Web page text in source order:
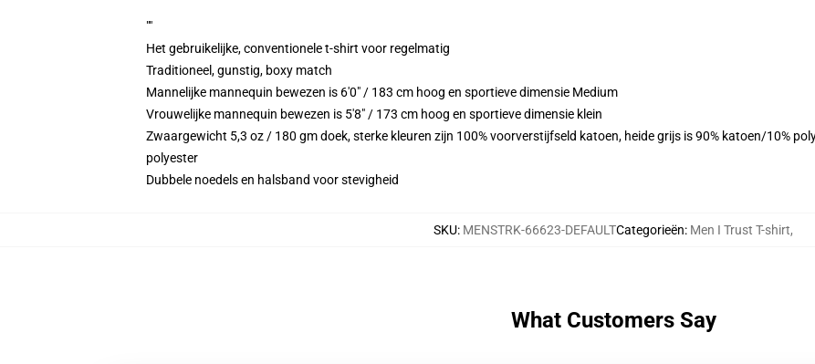
""
Het gebruikelijke, conventionele t-shirt voor regelmatig
Traditioneel, gunstig, boxy match
Mannelijke mannequin bewezen is 6'0" / 183 cm hoog en sportieve dimensie Medium
Vrouwelijke mannequin bewezen is 5'8" / 173 cm hoog en sportieve dimensie klein
Zwaargewicht 5,3 oz / 180 gm doek, sterke kleuren zijn 100% voorverstijfseld katoen, heide grijs is 90% katoen/10%
polyester
Dubbele noedels en halsband voor stevigheid
SKU: MENSTRK-66623-DEFAULTCategorieën: Men I Trust T-shirt,
What Customers Say